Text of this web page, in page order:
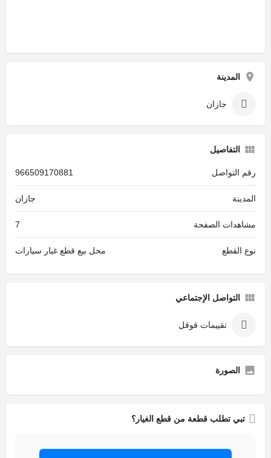
المدينة
جازان
التفاصيل
رقم التواصل 966509170881
المدينة جازان
مشاهدات الصفحة 7
نوع القطع محل بيع قطع غيار سيارات
التواصل الإجتماعي
تقييمات قوقل
الصورة
تبي تطلب قطعة من قطع الغيار؟